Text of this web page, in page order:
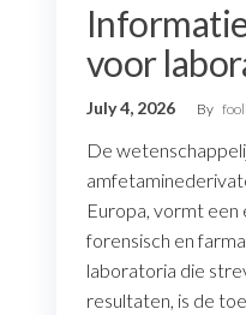
voor
July 4, 2026 By
De
Europa, vormt
forensisch en
laboratoria die
resultaten, is de